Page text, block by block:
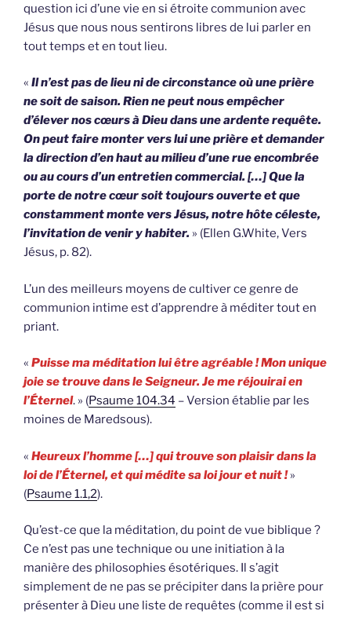
question ici d’une vie en si étroite communion avec
Jésus que nous nous sentirons libres de lui parler en
tout temps et en tout lieu.
« Il n’est pas de lieu ni de circonstance où une prière
ne soit de saison. Rien ne peut nous empêcher
d’élever nos cœurs à Dieu dans une ardente requête.
On peut faire monter vers lui une prière et demander
la direction d’en haut au milieu d’une rue encombrée
ou au cours d’un entretien commercial. […] Que la
porte de notre cœur soit toujours ouverte et que
constamment monte vers Jésus, notre hôte céleste,
l’invitation de venir y habiter. » (Ellen G.White, Vers
Jésus, p. 82).
L’un des meilleurs moyens de cultiver ce genre de
communion intime est d’apprendre à méditer tout en
priant.
« Puisse ma méditation lui être agréable ! Mon unique
joie se trouve dans le Seigneur. Je me réjouirai en
l’Éternel. » (Psaume 104.34 – Version établie par les
moines de Maredsous).
« Heureux l’homme […] qui trouve son plaisir dans la
loi de l’Éternel, et qui médite sa loi jour et nuit !»
(Psaume 1.1,2).
Qu’est-ce que la méditation, du point de vue biblique ?
Ce n’est pas une technique ou une initiation à la
manière des philosophies ésotériques. Il s’agit
simplement de ne pas se précipiter dans la prière pour
présenter à Dieu une liste de requêtes (comme il est si